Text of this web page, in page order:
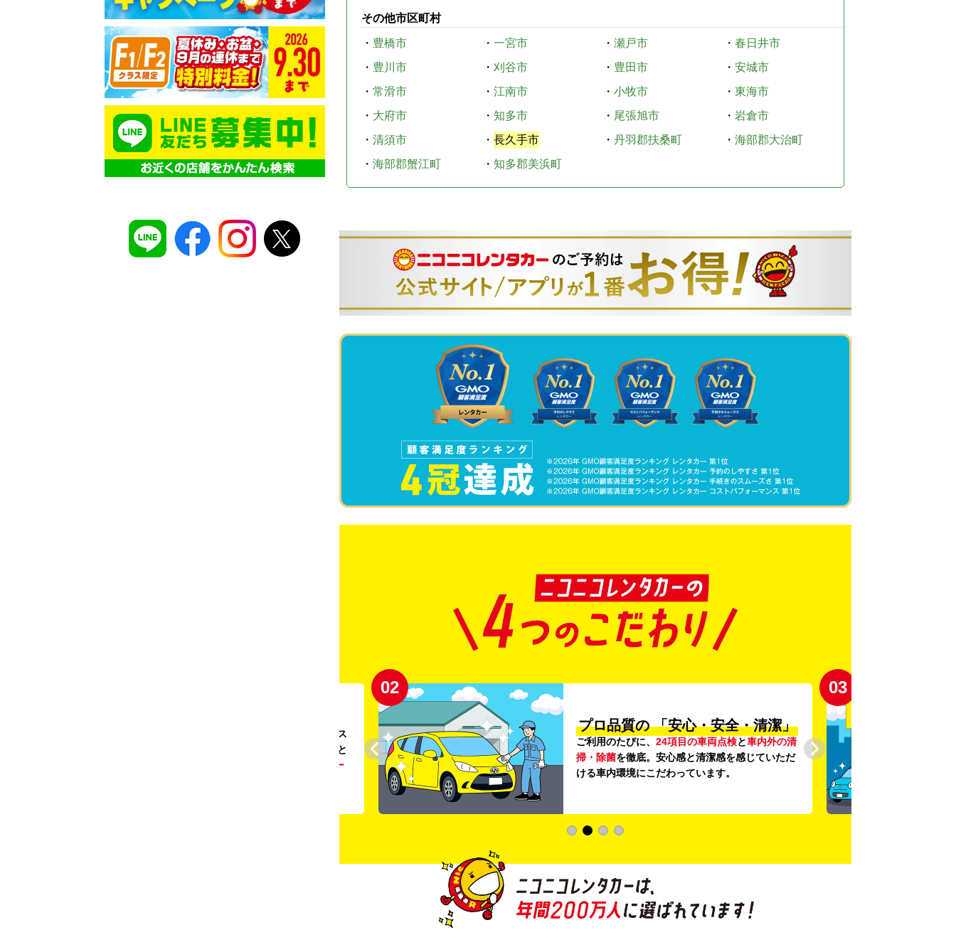
その他市区町村
・ 豊橋市 ・ 一宮市 ・ 瀬戸市 ・ 春日井市
・ 豊川市 ・ 刈谷市 ・ 豊田市 ・ 安城市
・ 常滑市 ・ 江南市 ・ 小牧市 ・ 東海市
・ 大府市 ・ 知多市 ・ 尾張旭市 ・ 岩倉市
・ 清須市 ・ 長久手市 ・ 丹羽郡扶桑町 ・ 海部郡大治町
・ 海部郡蟹江町 ・ 知多郡美浜町
。ガソリンス
タンドや整備工場の既存インフラを活用すること
リー
02
プロ品質の 「安心・安全・清潔」
ご利用のたびに、 24項目の車両点検と車内外の清
掃・除菌を徹底。安心感と清潔感を感じていただ
ける車内環境にこだわっています。
03